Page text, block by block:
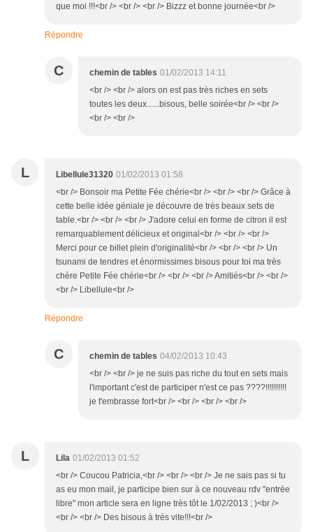
que moi !!!<br /> <br /> <br /> Bizzz et bonne journée<br />
Répondre
C chemin de tables 01/02/2013 14:11
<br /> <br /> alors on est pas très riches en sets
toutes les deux......bisous, belle soirée<br /> <br />
<br /> <br />
L Libellule31320 01/02/2013 01:58
<br /> Bonsoir ma Petite Fée chérie<br /> <br /> <br /> Grâce à
cette belle idée géniale je découvre de très beaux sets de
table.<br /> <br /> <br /> J'adore celui en forme de citron il est
remarquablement délicieux et original<br /> <br /> <br />
Merci pour ce billet plein d'originalité<br /> <br /> <br /> Un
tsunami de tendres et énormissimes bisous pour toi ma très
chère Petite Fée chérie<br /> <br /> <br /> Amitiés<br /> <br />
<br /> Libellule<br />
Répondre
C chemin de tables 04/02/2013 10:43
<br /> <br /> je ne suis pas riche du tout en sets mais
l'important c'est de participer n'est ce pas ????!!!!!!!!!!
je t'embrasse fort<br /> <br /> <br /> <br />
L Lila 01/02/2013 01:52
<br /> Coucou Patricia,<br /> <br /> <br /> Je ne sais pas si tu
as eu mon mail, je participe bien sur à ce nouveau rdv "entrée
libre" mon article sera en ligne très tôt le 1/02/2013 ; )<br />
<br /> <br /> Des bisous à très vite!!!<br />